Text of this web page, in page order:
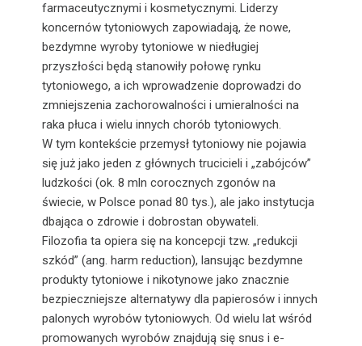
farmaceutycznymi i kosmetycznymi. Liderzy
koncernów tytoniowych zapowiadają, że nowe,
bezdymne wyroby tytoniowe w niedługiej
przyszłości będą stanowiły połowę rynku
tytoniowego, a ich wprowadzenie doprowadzi do
zmniejszenia zachorowalności i umieralności na
raka płuca i wielu innych chorób tytoniowych.
W tym kontekście przemysł tytoniowy nie pojawia
się już jako jeden z głównych trucicieli i „zabójców”
ludzkości (ok. 8 mln corocznych zgonów na
świecie, w Polsce ponad 80 tys.), ale jako instytucja
dbająca o zdrowie i dobrostan obywateli.
Filozofia ta opiera się na koncepcji tzw. „redukcji
szkód” (ang. harm reduction), lansując bezdymne
produkty tytoniowe i nikotynowe jako znacznie
bezpieczniejsze alternatywy dla papierosów i innych
palonych wyrobów tytoniowych. Od wielu lat wśród
promowanych wyrobów znajdują się snus i e-